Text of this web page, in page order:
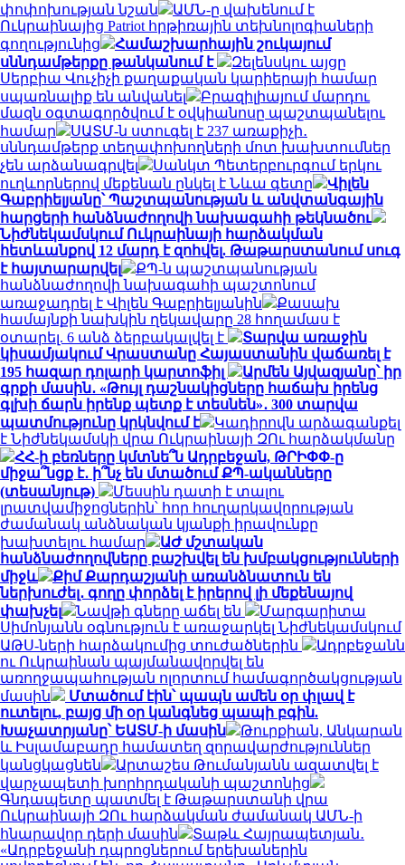
փոփոխության նշան
ԱՄՆ-ը վախենում է
Ուկրաինայից Patriot հրթիռային տեխնոլոգիաների
գողությունից
Համաշխարհային շուկայում
սննդամթերքը թանկանում է
Զելենսկու այցը
Սերբիա Վուչիչի քաղաքական կարիերայի համար
սպառնալիք են անվանել
Բրազիլիայում մարդու
մազն օգտագործվում է օվկիանոսը պաշտպանելու
համար
ՍԱՏՄ-ն ստուգել է 237 առաքիչի․
սննդամթերք տեղափոխողների մոտ խախտումներ
չեն արձանագրվել
Սանկտ Պետերբուրգում երկու
ուղևորներով մեքենան ընկել է Նևա գետը
Վիլեն
Գաբրիելյանը՝ Պաշտպանության և անվտանգային
հարցերի հանձնաժողովի նախագահի թեկնածու
Նիժնեկամսկում Ուկրաինայի հարձակման
հետևանքով 12 մարդ է զոհվել. Թաթարստանում սուգ
է հայտարարվել
ՔՊ-ն պաշտպանության
հանձնաժողովի նախագահի պաշտոնում
առաջադրել է Վիլեն Գաբրիելյանին
Քասախ
համայնքի նախկին ղեկավարը 28 հողամաս է
օտարել. 6 անձ ձերբակալվել է
Տարվա առաջին
կիսամյակում Վրաստանը Հայաստանին վաճառել է
195 հազար դոլարի կարտոֆիլ
Արմեն Այվազյանը՝ իր
գրքի մասին․ «Թույլ դաշնակիցները հաճախ իրենց
գլխի ճարն իրենք պետք է տեսնեն»․ 300 տարվա
պատմությունը կրկնվում է
Կադիրովն արձագանքել
է Նիժնեկամսկի վրա Ուկրաինայի ԶՈւ հարձակմանը
ՀՀ-ի բեռները կմտնե՞ն Ադրբեջան, ԹՐԻՓՓ-ը
միջա՞նցք է․ ի՞նչ են մտածում ՔՊ-ականները
(տեսանյութ)
Մեսսին դատի է տալու
լրատվամիջոցներին՝ հոր հուղարկավորության
ժամանակ անձնական կյանքի իրավունքը
խախտելու համար
ԱԺ մշտական
հանձնաժողովները բաշխվել են խմբակցությունների
միջև
Քիմ Քարդաշյանի առանձնատուն են
ներխուժել․ գողը փորձել է իրերով լի մեքենայով
փախչել
Նավթի գները աճել են
Մարգարիտա
Սիմոնյանն օգնություն է առաջարկել Նիժնեկամսկում
ԱԹՍ-ների հարձակումից տուժածներին
Ադրբեջանն
ու Ուկրաինան պայմանավորվել են
առողջապահության ոլորտում համագործակցության
մասին
Մտածում էին՝ պապն ամեն օր փլավ է
ուտելու, բայց մի օր կանգնեց պապի բգին.
Խաչատրյանը՝ ԵԱՏՄ-ի մասին
Թուրքիան, Անկարան
և Իսլամաբադը համատեղ զորավարժություններ
կանցկացնեն
Արտաշես Թումանյանն ազատվել է
վարչապետի խորհրդականի պաշտոնից
Գնդապետը պատմել է Թաթարստանի վրա
Ուկրաինայի ԶՈւ հարձակման ժամանակ ԱՄՆ-ի
հնարավոր դերի մասին
Տաթև Հայրապետյան․
«Ադրբեջանի դպրոցներում երեխաներին